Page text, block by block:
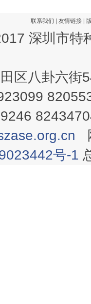
联系我们 友情链接|
深圳市特
区八卦六
号-1